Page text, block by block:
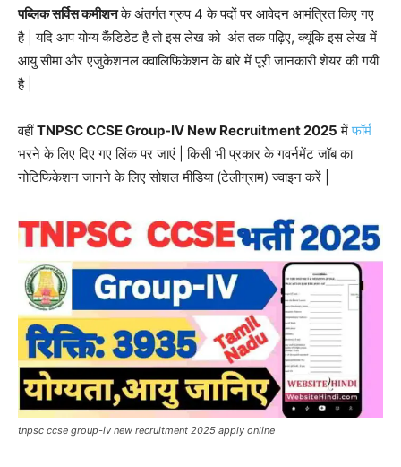
पब्लिक सर्विस कमीशनके अंतर्गत ग्रुप 4 के पदों पर आवेदन आमंत्रित किए गए
है | यदि आप योग्य कैंडिडेट है तो इस लेख को अंत तक पढ़िए, क्यूंकि इस लेख में
आयु सीमा और एजुकेशनल क्वालिफिकेशन के बारे में पूरी जानकारी शेयर की गयी
है |
वहींTNPSC CCSE Group-IV New Recruitment 2025 मेंफॉर्म
भरने के लिए दिए गए लिंक पर जाएं | किसी भी प्रकार के गवर्नमेंट जॉब का
नोटिफिकेशन जानने के लिए सोशल मीडिया (टेलीग्राम) ज्वाइन करें |
tnpsc ccse group-iv new recruitment 2025 apply online